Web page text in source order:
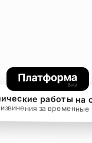
работы на
за временные